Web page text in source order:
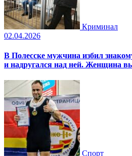
Криминал
02.04.2026
В Полесске мужчина избил
и надругался над ней. Женщина
Спорт